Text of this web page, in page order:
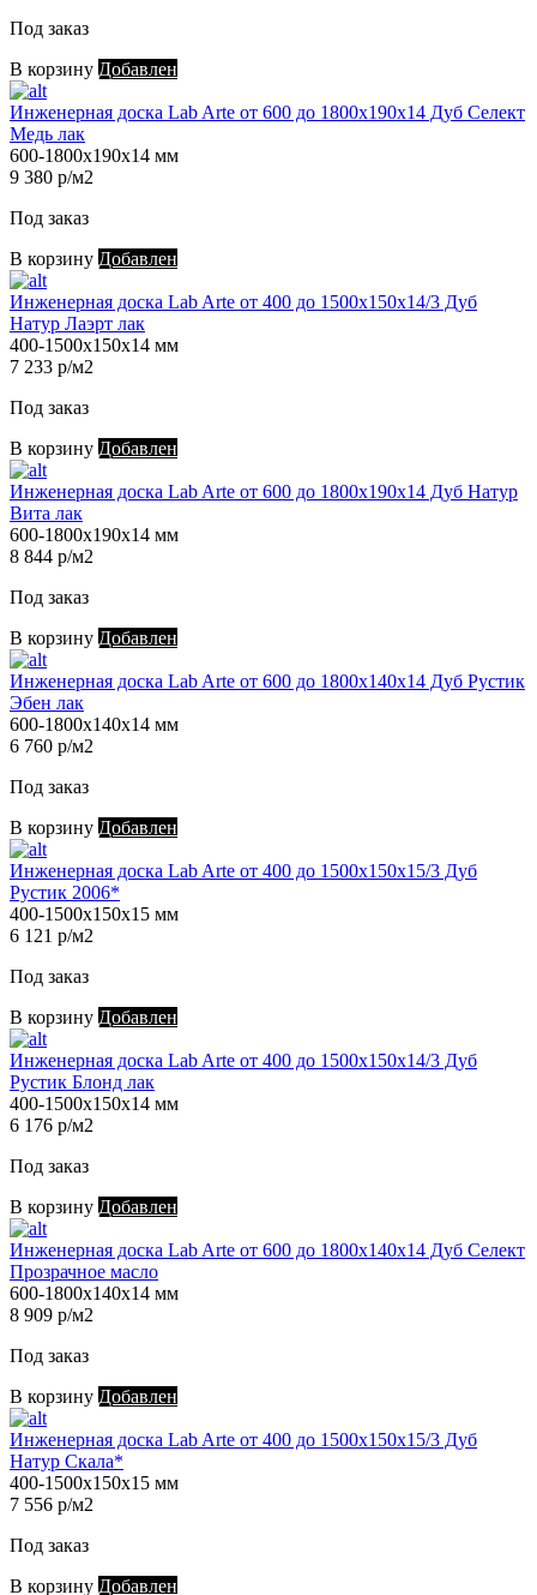
Под заказ
В корзину Добавлен
Инженерная доска Lab Arte от 600 до 1800х190х14 Дуб Селект
Медь лак
600-1800х190х14 мм
9 380 р/м2
Под заказ
В корзину Добавлен
Инженерная доска Lab Arte от 400 до 1500х150х14/3 Дуб
Натур Лаэрт лак
400-1500х150х14 мм
7 233 р/м2
Под заказ
В корзину Добавлен
Инженерная доска Lab Arte от 600 до 1800х190х14 Дуб Натур
Вита лак
600-1800х190х14 мм
8 844 р/м2
Под заказ
В корзину Добавлен
Инженерная доска Lab Arte от 600 до 1800х140х14 Дуб Рустик
Эбен лак
600-1800х140х14 мм
6 760 р/м2
Под заказ
В корзину Добавлен
Инженерная доска Lab Arte от 400 до 1500х150х15/3 Дуб
Рустик 2006*
400-1500х150х15 мм
6 121 р/м2
Под заказ
В корзину Добавлен
Инженерная доска Lab Arte от 400 до 1500х150х14/3 Дуб
Рустик Блонд лак
400-1500х150х14 мм
6 176 р/м2
Под заказ
В корзину Добавлен
Инженерная доска Lab Arte от 600 до 1800х140х14 Дуб Селект
Прозрачное масло
600-1800х140х14 мм
8 909 р/м2
Под заказ
В корзину Добавлен
Инженерная доска Lab Arte от 400 до 1500х150х15/3 Дуб
Натур Скала*
400-1500х150х15 мм
7 556 р/м2
Под заказ
В корзину Добавлен